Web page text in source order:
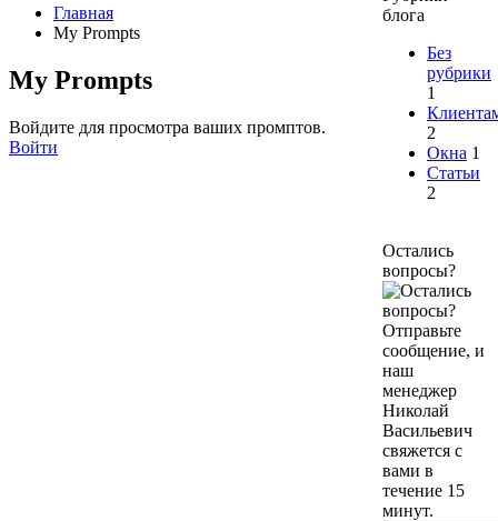
Главная
My Prompts
My Prompts
Войдите для просмотра ваших промптов.
Войти
блога
Без
рубрики
1
2
Окна 1
Статьи
2
Остались
вопросы?
Отправьте
сообщение, и
наш
менеджер
Николай
Васильевич
свяжется с
вами в
течение 15
минут.